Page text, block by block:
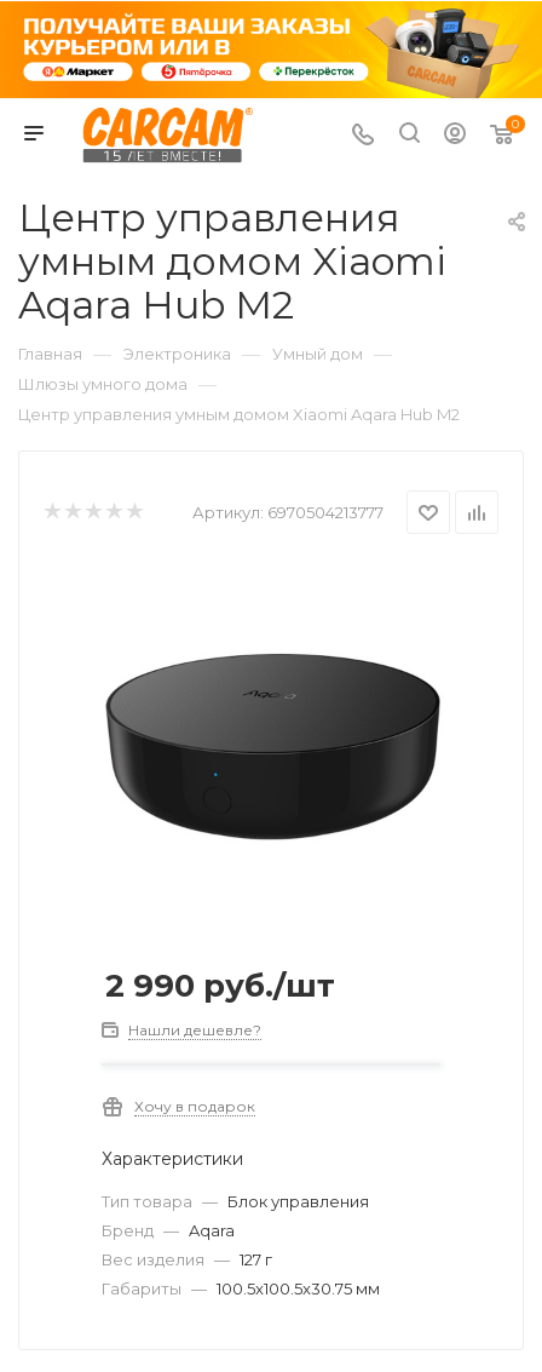
0
Центр управления
умным домом Xiaomi
Aqara Hub M2
Главная — Электроника — Умный дом —
Шлюзы умного дома —
Центр управления умным домом Xiaomi Aqara Hub M2
Артикул: 6970504213777
2 990 руб./шт
Нашли дешевле?
Хочу в подарок
Характеристики
Тип товара — Блок управления
Бренд — Aqara
Вес изделия — 127 г
Габариты — 100.5x100.5x30.75 мм